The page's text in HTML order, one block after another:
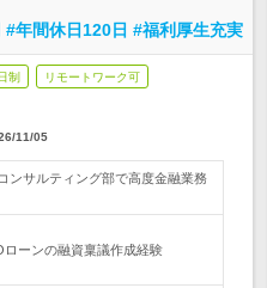
#年間休日120日 #福利厚生充実
制 リモートワーク可
11/05
ンサルティング部で高度金融業務
ローンの融資稟議作成経験